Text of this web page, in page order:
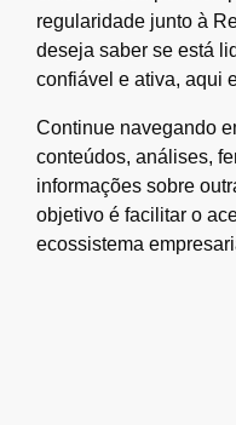
regularidade junto à
deseja saber se está
confiável e ativa, aqui
Continue navegando
conteúdos, análises,
informações sobre
objetivo é facilitar o
ecossistema